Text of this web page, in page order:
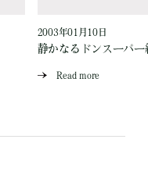
2003年01月10日
静かなるドンスーパー
Read more